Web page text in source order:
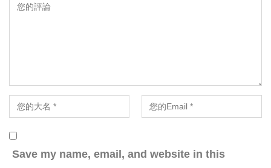
Save my name, email, and website in this